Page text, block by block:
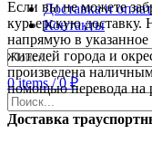
Доставка и
Контакты
0items / 0 ₽
Если вы не можете
курьерскую доставку.
напрямую в указанное
жителей города и
произведена
помощью перевода на
Доставка